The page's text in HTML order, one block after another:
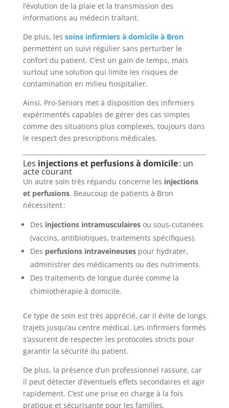
l’évolution de la plaie et la transmission des
informations au médecin traitant.
De plus, les soins infirmiers à domicile à Bron
permettent un suivi régulier sans perturber le
confort du patient. C’est un gain de temps, mais
surtout une solution qui limite les risques de
contamination en milieu hospitalier.
Ainsi, Pro-Seniors met à disposition des infirmiers
expérimentés capables de gérer des cas simples
comme des situations plus complexes, toujours dans
le respect des prescriptions médicales.
Les injections et perfusions à domicile: un
acte courant
Un autre soin très répandu concerne les injections
et perfusions. Beaucoup de patients à Bron
nécessitent :
Des injections intramusculairesou sous-cutanées
(vaccins, antibiotiques, traitements spécifiques).
Des perfusions intraveineusespour hydrater,
administrer des médicaments ou des nutriments.
Des traitements de longue durée comme la
chimiothérapie à domicile.
Ce type de soin est très apprécié, car il évite de longs
trajets jusqu’au centre médical. Les infirmiers formés
s’assurent de respecter les protocoles stricts pour
garantir la sécurité du patient.
De plus, la présence d’un professionnel rassure, car
il peut détecter d’éventuels effets secondaires et agir
rapidement. C’est une prise en charge à la fois
pratique et sécurisante pour les familles.